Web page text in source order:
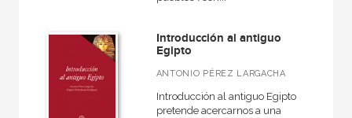
Introducción al antiguo
Egipto
ANTONIO PÉREZ LARGACHA
Introducción al antiguo Egipto
pretende acercarnos a una